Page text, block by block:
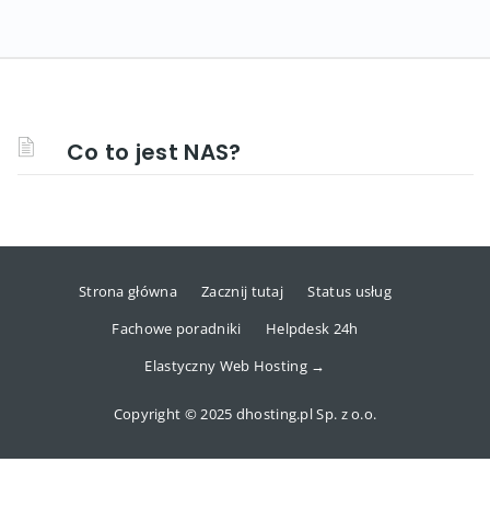
Co to jest NAS?
Strona główna Zacznij tutaj
Status usług
Fachowe poradniki
Helpdesk 24h
Elastyczny Web Hosting →
Copyright © 2025 dhosting.pl Sp. z o.o.